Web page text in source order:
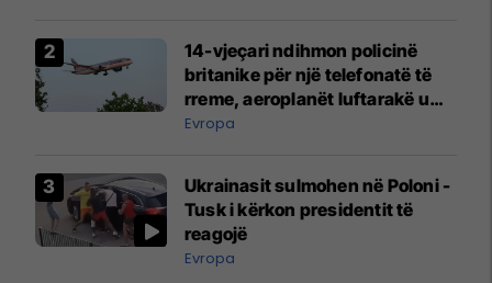
14-vjeçari ndihmon policinë
britanike për një telefonatë të
rreme, aeroplanët luftarakë u
ngritën në ajër për të
Mançesterit
Evropa
Ukrainasit sulmohen në Poloni -
Tusk i kërkon presidentit të
reagojë
Evropa